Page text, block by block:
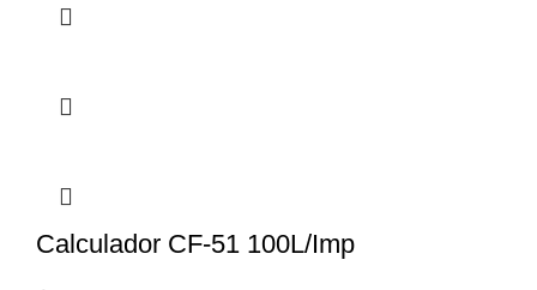
Calculador CF-51 100L/Imp